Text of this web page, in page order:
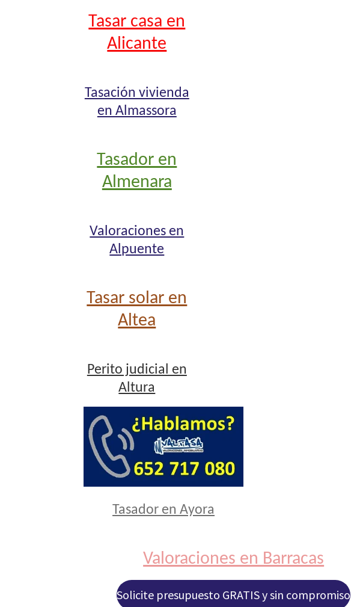
Tasar casa en
Alicante
Tasación vivienda
en Almassora
Tasador en
Almenara
Valoraciones en
Alpuente
Tasar solar en
Altea
Perito judicial en
Altura
Tasador en Ayora
Valoraciones en Barracas
Solicite presupuesto GRATIS y sin compromiso